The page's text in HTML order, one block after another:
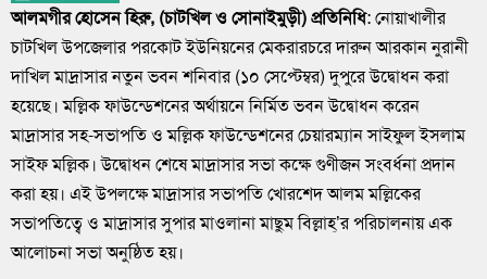
আলমগীর হোসেন হিরু, (চাটখিল ও সোনাইমুড়ী) প্রতিনিধি: নোয়াখালীর
চাটখিল উপজেলার পরকোট ইউনিয়নের মেকরারচরে দারুন আরকান নুরানী
দাখিল মাদ্রাসার নতুন ভবন শনিবার (১০ সেপ্টেম্বর) দুপুরে উদ্বোধন করা
হয়েছে। মল্লিক ফাউন্ডেশনের অর্থায়নে নির্মিত ভবন উদ্বোধন করেন
মাদ্রাসার সহ-সভাপতি ও মল্লিক ফাউন্ডেশনের চেয়ারম্যান সাইফুল ইসলাম
সাইফ মল্লিক। উদ্বোধন শেষে মাদ্রাসার সভা কক্ষে গুণীজন সংবর্ধনা প্রদান
করা হয়। এই উপলক্ষে মাদ্রাসার সভাপতি খোরশেদ আলম মল্লিকের
সভাপতিত্বে ও মাদ্রাসার সুপার মাওলানা মাছুম বিল্লাহ্’র পরিচালনায় এক
আলোচনা সভা অনুষ্ঠিত হয়।